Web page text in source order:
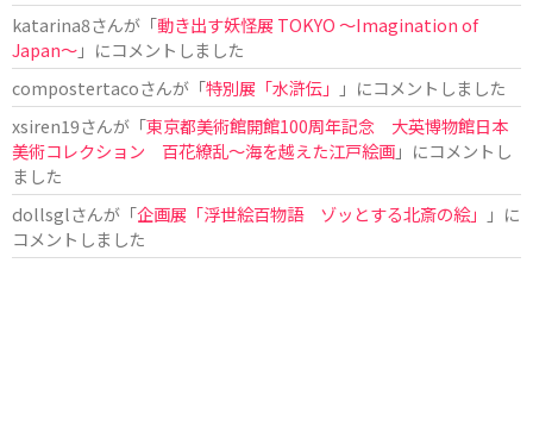
katarina8さんが「動き出す妖怪展 TOKYO 〜Imagination of
Japan〜」にコメントしました
compostertacoさんが「特別展「水滸伝」
」にコメントしました
xsiren19さんが「東京都美術館開館100周年記念 大英博物館日本
美術コレクション 百花繚乱～海を越えた江戸絵画」にコメントし
ました
dollsglさんが「企画展「浮世絵百物語 ゾッとする北斎の絵」
」に
コメントしました